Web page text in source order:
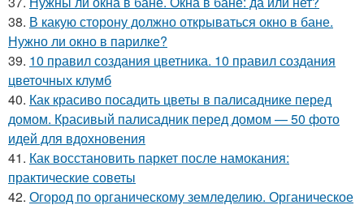
38. В какую сторону должно открываться окно в бане.
Нужно ли окно в парилке?
39. 10 правил создания цветника. 10 правил создания
цветочных клумб
40. Как красиво посадить цветы в палисаднике перед
домом. Красивый палисадник перед домом — 50 фото
идей для вдохновения
41. Как восстановить паркет после намокания:
практические советы
42. Огород по органическому земледелию. Органическое